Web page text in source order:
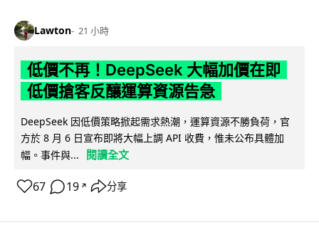
Lawton 21 小時
低價不再！DeepSeek 大幅加價在即
低價搶客反釀運算資源告急
DeepSeek 因低價策略掀起需求熱潮，運算資源不勝負荷，官
方於 8 月 6 日宣布即將大幅上調 API 收費，惟未公布具體加
幅。事件與...
閱讀全文
67 19 ↗ 分享